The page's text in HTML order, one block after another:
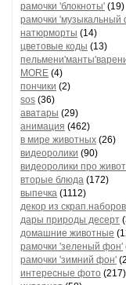
рамочки 'блокноты' (19)
рамочки 'музыкальный
натюрморты (14)
цветовые коды (13)
MORE (4)
пончики (2)
sos (36)
аватары (29)
анимация (462)
в мире животных (26)
видеоролики (90)
видеоролики про
вторые блюда (172)
выпечка (1112)
декор из скрап.наборов
дары природы десерт
домашние животные
рамочки 'зеленый фон'
рамочки 'зимний фон'
интересные фото (217)